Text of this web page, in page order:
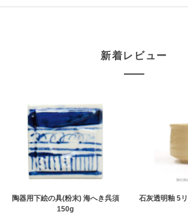
新着レビュー
陶器用下絵の具(粉末) 海へき呉須
150g
石灰透明釉 5